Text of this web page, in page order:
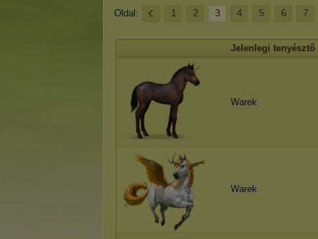
Oldal: 1 2 3 4 5 6 7
Jelenlegi tenyésztő
Warek
Warek